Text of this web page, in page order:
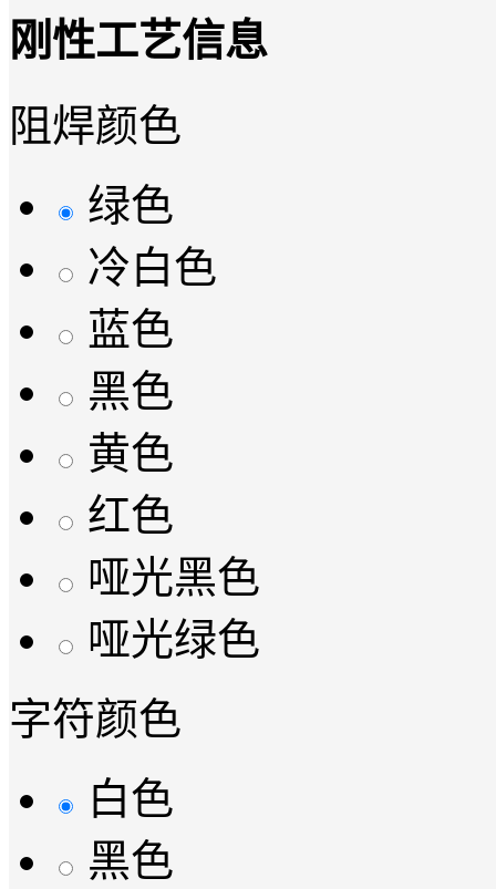
刚性工艺信息
阻焊颜色
绿色
冷白色
蓝色
黑色
黄色
红色
哑光黑色
哑光绿色
字符颜色
白色
黑色